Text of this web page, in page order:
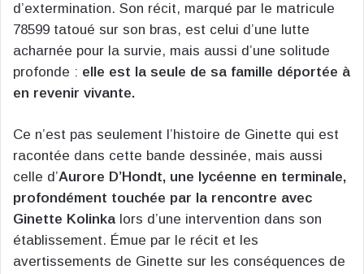
d’extermination. Son récit, marqué par le matricule
78599 tatoué sur son bras, est celui d’une lutte
acharnée pour la survie, mais aussi d’une solitude
profonde : elle est la seule de sa famille déportée à
en revenir vivante.
Ce n’est pas seulement l’histoire de Ginette qui est
racontée dans cette bande dessinée, mais aussi
celle d’Aurore D’Hondt, une lycéenne en terminale,
profondément touchée par la rencontre avec
Ginette Kolinka lors d’une intervention dans son
établissement. Émue par le récit et les
avertissements de Ginette sur les conséquences de